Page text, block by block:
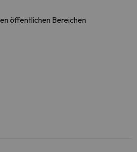
öffentlichen Bereichen